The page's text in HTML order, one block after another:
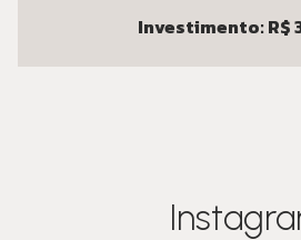
Investimento: R$